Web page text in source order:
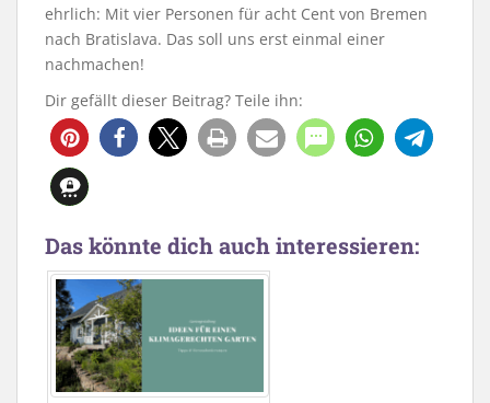
ehrlich: Mit vier Personen für acht Cent von Bremen
nach Bratislava. Das soll uns erst einmal einer
nachmachen!
Dir gefällt dieser Beitrag? Teile ihn:
Das könnte dich auch interessieren: